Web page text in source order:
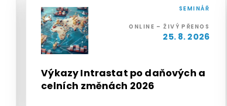
Výkazy Intrastat po daňových a
celních změnách 2026
SEMINÁŘ
ONLINE – ŽIVÝ PŘENOS
25. 8. 2026